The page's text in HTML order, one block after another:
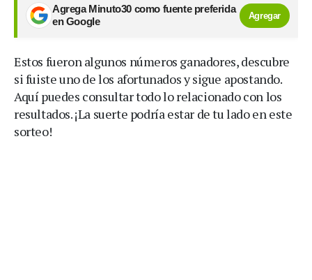
Agrega Minuto30 como fuente preferida
en Google
Agregar
Estos fueron algunos números ganadores, descubre
si fuiste uno de los afortunados y sigue apostando.
Aquí puedes consultar todo lo relacionado con los
resultados. ¡La suerte podría estar de tu lado en este
sorteo!